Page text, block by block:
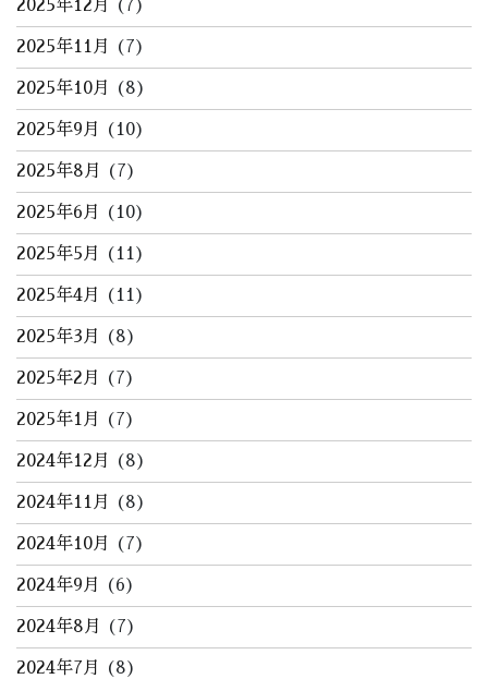
2025年12月 (7)
2025年11月 (7)
2025年10月 (8)
2025年9月 (10)
2025年8月 (7)
2025年6月 (10)
2025年5月 (11)
2025年4月 (11)
2025年3月 (8)
2025年2月 (7)
2025年1月 (7)
2024年12月 (8)
2024年11月 (8)
2024年10月 (7)
2024年9月 (6)
2024年8月 (7)
2024年7月 (8)